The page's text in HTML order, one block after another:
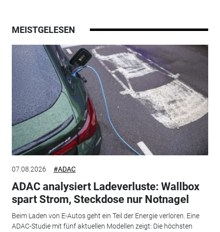
MEISTGELESEN
07.08.2026 #ADAC
ADAC analysiert Ladeverluste: Wallbox
spart Strom, Steckdose nur Notnagel
Beim Laden von E-Autos geht ein Teil der Energie verloren. Eine
ADAC-Studie mit fünf aktuellen Modellen zeigt: Die höchsten